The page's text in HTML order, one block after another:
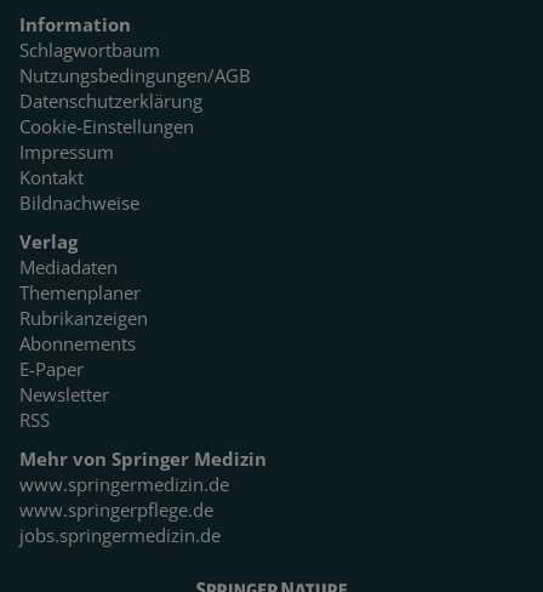
Information
Schlagwortbaum
Nutzungsbedingungen/AGB
Datenschutzerklärung
Cookie-Einstellungen
Impressum
Kontakt
Bildnachweise
Verlag
Mediadaten
Themenplaner
Rubrikanzeigen
Abonnements
E-Paper
Newsletter
RSS
Mehr von Springer Medizin
www.springermedizin.de
www.springerpflege.de
jobs.springermedizin.de